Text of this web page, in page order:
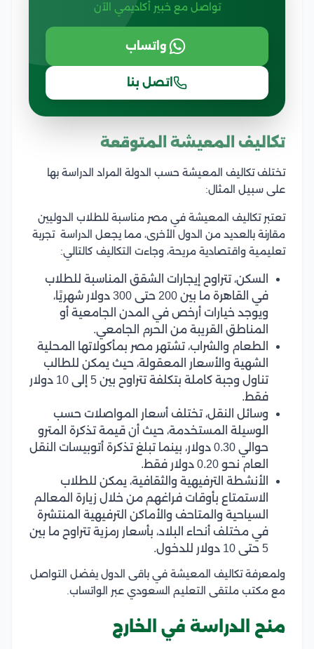
تواصل مع خبير أكاديمي الآن
واتساب
اتصل بنا
تكاليف المعيشة المتوقعة
تختلف تكاليف المعيشة حسب الدولة المراد الدراسة بها
على سبيل المثال:
تعتبر تكاليف المعيشة في مصر مناسبة للطلاب الدوليين
مقارنة بالعديد من الدول الأخرى، مما يجعل الدراسة تجربة
تعليمية واقتصادية مريحة، وجاءت التكاليف كالتالي:
السكن، تتراوح إيجارات الشقق المناسبة للطلاب
في القاهرة ما بين 200 حتى 300 دولار شهريًا،
ويوجد خيارات أرخص في المدن الجامعية أو
المناطق القريبة من الحرم الجامعي.
الطعام والشراب، تشتهر مصر بمأكولاتها المحلية
الشهية والأسعار المعقولة، حيث يمكن للطالب
تناول وجبة كاملة بتكلفة تتراوح بين 5 إلى 10 دولار
فقط.
وسائل النقل، تختلف أسعار المواصلات حسب
الوسيلة المستخدمة، حيث أن قيمة تذكرة المترو
حوالي 0.30 دولار، بينما تبلغ تذكرة أتوبيسات النقل
العام نحو 0.20 دولار فقط.
الأنشطة الترفيهية والثقافية، يمكن للطلاب
الاستمتاع بأوقات فراغهم من خلال زيارة المعالم
السياحية والمتاحف والأماكن الترفيهية المنتشرة
في مختلف أنحاء البلاد، بأسعار رمزية تتراوح ما بين
5 حتى 10 دولار للدخول.
ولمعرفة تكاليف المعيشة في باقى الدول يفضل التواصل
مع مكتب ملتقى التعليم السعودي عبر الواتساب.
منح الدراسة في الخارج